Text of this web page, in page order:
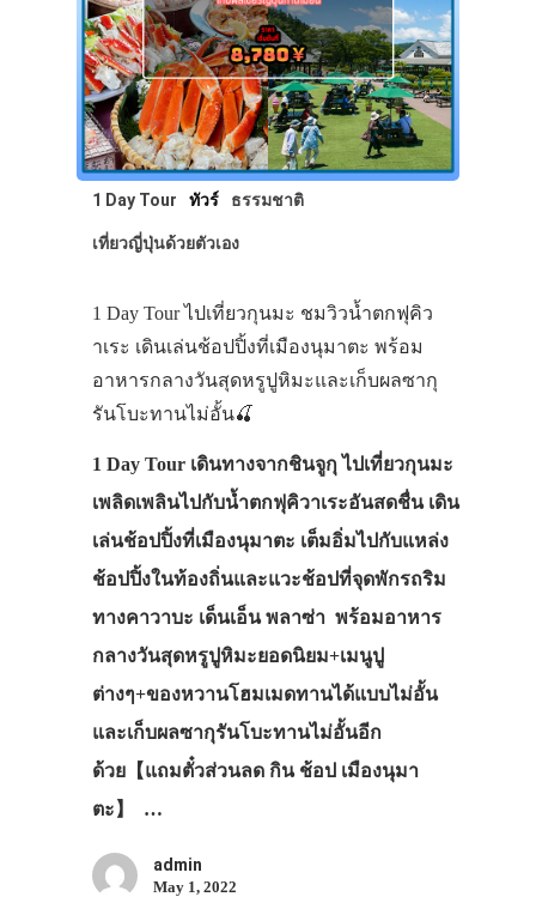
1 Day Tour ทัวร์ ธรรมชาติ
เที่ยวญี่ปุ่นด้วยตัวเอง
1 Day Tour ไปเที่ยวกุนมะ ชมวิวน้ำตกฟุคิว
าเระ เดินเล่นช้อปปิ้งที่เมืองนุมาตะ พร้อม
อาหารกลางวันสุดหรูปูหิมะและเก็บผลซากุ
รันโบะทานไม่อั้น🍒
1 Day Tour เดินทางจากชินจูกุ ไปเที่ยวกุนมะ
เพลิดเพลินไปกับน้ำตกฟุคิวาเระอันสดชื่น เดิน
เล่นช้อปปิ้งที่เมืองนุมาตะ เต็มอิ่มไปกับแหล่ง
ช้อปปิ้งในท้องถิ่นและแวะช้อปที่จุดพักรถริม
ทางคาวาบะ เด็นเอ็น พลาซ่า พร้อมอาหาร
กลางวันสุดหรูปูหิมะยอดนิยม+เมนูปู
ต่างๆ+ของหวานโฮมเมดทานได้แบบไม่อั้น
และเก็บผลซากุรันโบะทานไม่อั้นอีก
ด้วย【แถมตั๋วส่วนลด กิน ช้อป เมืองนุมา
ตะ】 …
admin
May 1, 2022